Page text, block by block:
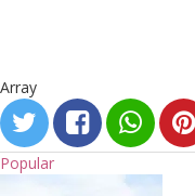
Array
Popular